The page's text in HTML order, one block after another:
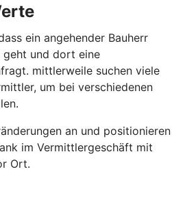
ein angehender Bauherr
geht und dort eine
mittlerweile suchen viele
um bei verschiedenen
an und positionieren
im Vermittlergeschäft mit
Ort.